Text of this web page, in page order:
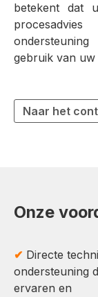
betekent dat
gebruik van
Naar het
Onze
✔ Directe
ondersteuning
ervaren en